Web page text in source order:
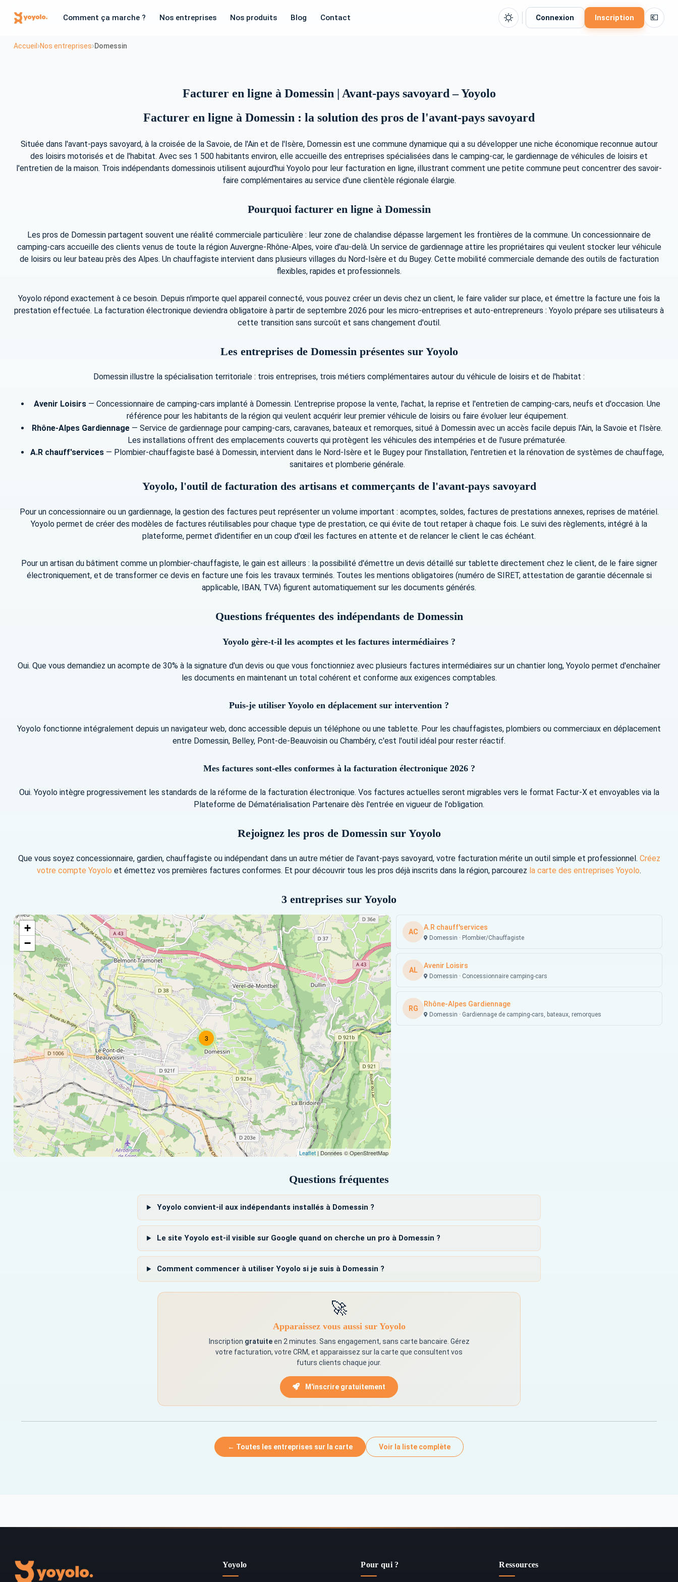
Comment ça marche ? Nos entreprises Nos produits Blog Contact Connexion Inscription 💶
Accueil ›Nos entreprises›Domessin
Facturer en ligne à Domessin | Avant-pays savoyard – Yoyolo
Facturer en ligne à Domessin : la solution des pros de l'avant-pays savoyard
Située dans l'avant-pays savoyard, à la croisée de la Savoie, de l'Ain et de l'Isère, Domessin est une commune dynamique qui a su développer une niche économique reconnue autour
des loisirs motorisés et de l'habitat. Avec ses 1 500 habitants environ, elle accueille des entreprises spécialisées dans le camping-car, le gardiennage de véhicules de loisirs et
l'entretien de la maison. Trois indépendants domessinois utilisent aujourd'hui Yoyolo pour leur facturation en ligne, illustrant comment une petite commune peut concentrer des savoir-
faire complémentaires au service d'une clientèle régionale élargie.
Pourquoi facturer en ligne à Domessin
Les pros de Domessin partagent souvent une réalité commerciale particulière : leur zone de chalandise dépasse largement les frontières de la commune. Un concessionnaire de
camping-cars accueille des clients venus de toute la région Auvergne-Rhône-Alpes, voire d'au-delà. Un service de gardiennage attire les propriétaires qui veulent stocker leur véhicule
de loisirs ou leur bateau près des Alpes. Un chauffagiste intervient dans plusieurs villages du Nord-Isère et du Bugey. Cette mobilité commerciale demande des outils de facturation
flexibles, rapides et professionnels.
Yoyolo répond exactement à ce besoin. Depuis n'importe quel appareil connecté, vous pouvez créer un devis chez un client, le faire valider sur place, et émettre la facture une fois la
prestation effectuée. La facturation électronique deviendra obligatoire à partir de septembre 2026 pour les micro-entreprises et auto-entrepreneurs : Yoyolo prépare ses utilisateurs à
cette transition sans surcoût et sans changement d'outil.
Les entreprises de Domessin présentes sur Yoyolo
Domessin illustre la spécialisation territoriale : trois entreprises, trois métiers complémentaires autour du véhicule de loisirs et de l'habitat :
Avenir Loisirs — Concessionnaire de camping-cars implanté à Domessin. L'entreprise propose la vente, l'achat, la reprise et l'entretien de camping-cars, neufs et d'occasion. Une
référence pour les habitants de la région qui veulent acquérir leur premier véhicule de loisirs ou faire évoluer leur équipement.
Rhône-Alpes Gardiennage — Service de gardiennage pour camping-cars, caravanes, bateaux et remorques, situé à Domessin avec un accès facile depuis l'Ain, la Savoie et l'Isère.
Les installations offrent des emplacements couverts qui protègent les véhicules des intempéries et de l'usure prématurée.
A.R chauff'services — Plombier-chauffagiste basé à Domessin, intervient dans le Nord-Isère et le Bugey pour l'installation, l'entretien et la rénovation de systèmes de chauffage,
sanitaires et plomberie générale.
Yoyolo, l'outil de facturation des artisans et commerçants de l'avant-pays savoyard
Pour un concessionnaire ou un gardiennage, la gestion des factures peut représenter un volume important : acomptes, soldes, factures de prestations annexes, reprises de matériel.
Yoyolo permet de créer des modèles de factures réutilisables pour chaque type de prestation, ce qui évite de tout retaper à chaque fois. Le suivi des règlements, intégré à la
plateforme, permet d'identifier en un coup d'œil les factures en attente et de relancer le client le cas échéant.
Pour un artisan du bâtiment comme un plombier-chauffagiste, le gain est ailleurs : la possibilité d'émettre un devis détaillé sur tablette directement chez le client, de le faire signer
électroniquement, et de transformer ce devis en facture une fois les travaux terminés. Toutes les mentions obligatoires (numéro de SIRET, attestation de garantie décennale si
applicable, IBAN, TVA) figurent automatiquement sur les documents générés.
Questions fréquentes des indépendants de Domessin
Yoyolo gère-t-il les acomptes et les factures intermédiaires ?
Oui. Que vous demandiez un acompte de 30% à la signature d'un devis ou que vous fonctionniez avec plusieurs factures intermédiaires sur un chantier long, Yoyolo permet d'enchaîner
les documents en maintenant un total cohérent et conforme aux exigences comptables.
Puis-je utiliser Yoyolo en déplacement sur intervention ?
Yoyolo fonctionne intégralement depuis un navigateur web, donc accessible depuis un téléphone ou une tablette. Pour les chauffagistes, plombiers ou commerciaux en déplacement
entre Domessin, Belley, Pont-de-Beauvoisin ou Chambéry, c'est l'outil idéal pour rester réactif.
Mes factures sont-elles conformes à la facturation électronique 2026 ?
Oui. Yoyolo intègre progressivement les standards de la réforme de la facturation électronique. Vos factures actuelles seront migrables vers le format Factur-X et envoyables via la
Plateforme de Dématérialisation Partenaire dès l'entrée en vigueur de l'obligation.
Rejoignez les pros de Domessin sur Yoyolo
Que vous soyez concessionnaire, gardien, chauffagiste ou indépendant dans un autre métier de l'avant-pays savoyard, votre facturation mérite un outil simple et professionnel. Créez
votre compte Yoyolo et émettez vos premières factures conformes. Et pour découvrir tous les pros déjà inscrits dans la région, parcourez la carte des entreprises Yoyolo.
3 entreprises sur Yoyolo
3
+
−
Leaflet | Données © OpenStreetMap
AC
A.R chauff'services
Domessin · Plombier/Chauffagiste
AL
Avenir Loisirs
Domessin · Concessionnaire camping-cars
RG
Rhône-Alpes Gardiennage
Domessin · Gardiennage de camping-cars, bateaux, remorques
Questions fréquentes
Yoyolo convient-il aux indépendants installés à Domessin ?
Le site Yoyolo est-il visible sur Google quand on cherche un pro à Domessin ?
Comment commencer à utiliser Yoyolo si je suis à Domessin ?
🚀
Apparaissez vous aussi sur Yoyolo
Inscription gratuiteen 2 minutes. Sans engagement, sans carte bancaire. Gérez
votre facturation, votre CRM, et apparaissez sur la carte que consultent vos
futurs clients chaque jour.
M'inscrire gratuitement
← Toutes les entreprises sur la carte Voir la liste complète
Yoyolo Pour qui ? Ressources